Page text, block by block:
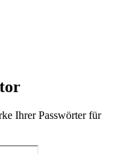
Ihrer Passwörter für